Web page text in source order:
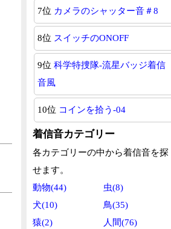
7位 カメラのシャッター音＃8
8位 スイッチのONOFF
9位 科学特捜隊-流星バッジ着信
音風
10位 コインを拾う-04
着信音カテゴリー
各カテゴリーの中から着信音を探
せます。
動物(44)
虫(8)
犬(10)
鳥(35)
猿(2)
人間(76)